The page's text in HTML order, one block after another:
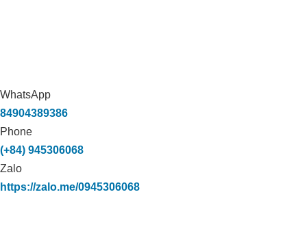
WhatsApp
84904389386
Phone
(+84) 945306068
Zalo
https://zalo.me/0945306068